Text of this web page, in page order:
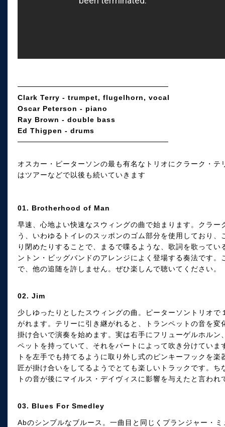
Clark Terry - trumpet, flugelhorn, vocal
Oscar Peterson - piano
Ray Brown - double bass
Ed Thigpen - drums
オスカー・ピーターソンの最も有名なトリオにクラーク・
はツアーなどで以後も続いていきます
01. Brotherhood of Man
早速、心地よい快速なスウィングの曲で始まります。クラ
う、いわゆるトイレのスッポンのゴム部分を使用しており
り閉めたりすることで、まるで喋るような、歌詞を歌って
ントン・ビッグバンドのアレンジによく登場する奏法です
で、他の追随を許しません。ぜひ楽しんで聴いてください。
02. Jim
少しゆったりとしたスウィングの曲。ピーターソントリオ
がれます。テリーに引き継がれると、トランペットの音を
掛け合いで演奏を始めます。実は右手にフリューゲルホル
ペットを持っていて、それをパートによって吹き分けてい
トを左手でも持てるように取り外し式のピンキーフックを
匠が掛け合いをしてるようでとても楽しいトラックです。
トの音が後にマイルス・デイヴィスに影響を与えたと言われ
03. Blues For Smedley
Abのシンプルなブルース。一曲目と同じくプランジャー・